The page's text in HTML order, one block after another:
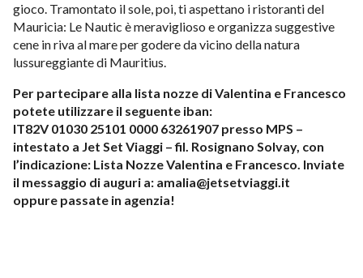
gioco. Tramontato il sole, poi, ti aspettano i ristoranti del
Mauricia: Le Nautic è meraviglioso e organizza suggestive
cene in riva al mare per godere da vicino della natura
lussureggiante di Mauritius.
Per partecipare alla lista nozze di Valentina e Francesco
potete utilizzare il seguente iban:
IT82V 01030 25101 0000 63261907 presso MPS –
intestato a Jet Set Viaggi – fil. Rosignano Solvay, con
l’indicazione: Lista Nozze Valentina e Francesco. Inviate
il messaggio di auguri a: amalia@jetsetviaggi.it
oppure passate in agenzia!